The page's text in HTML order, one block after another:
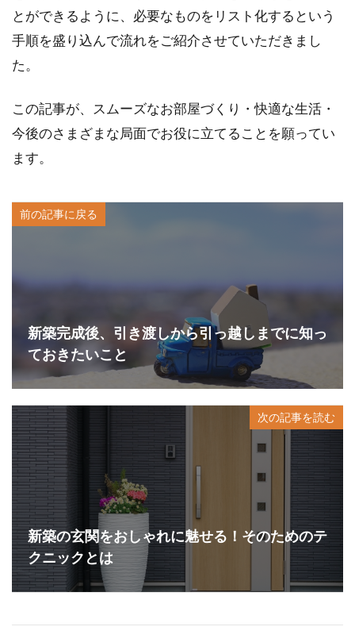
とができるように、必要なものをリスト化するという
手順を盛り込んで流れをご紹介させていただきまし
た。
この記事が、スムーズなお部屋づくり・快適な生活・
今後のさまざまな局面でお役に立てることを願ってい
ます。
前の記事に戻る
新築完成後、引き渡しから引っ越しまでに知っ
ておきたいこと
次の記事を読む
新築の玄関をおしゃれに魅せる！そのためのテ
クニックとは